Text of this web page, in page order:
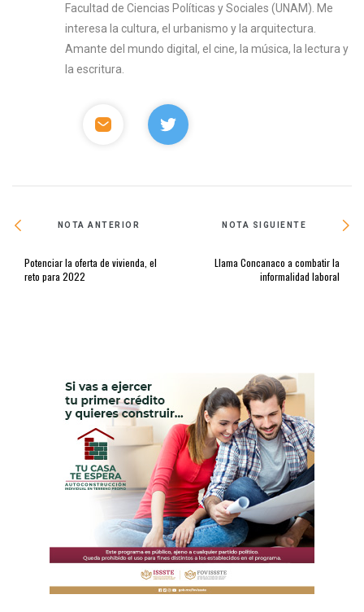
Facultad de Ciencias Políticas y Sociales (UNAM). Me
interesa la cultura, el urbanismo y la arquitectura.
Amante del mundo digital, el cine, la música, la lectura y
la escritura.
NOTA ANTERIOR
Potenciar la oferta de vivienda, el
reto para 2022
NOTA SIGUIENTE
Llama Concanaco a combatir la
informalidad laboral